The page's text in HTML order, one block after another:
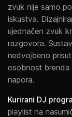
zvuk nije samo
iskustva.
ujednačen zvuk
razgovora.
nedvojbeno
osobnost brenda
napora.
Kurirani DJ
playlist na